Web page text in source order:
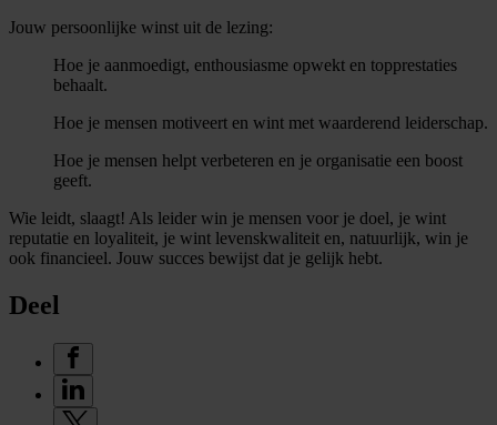
Jouw persoonlijke winst uit de lezing:
Hoe je aanmoedigt, enthousiasme opwekt en topprestaties
behaalt.
Hoe je mensen motiveert en wint met waarderend leiderschap.
Hoe je mensen helpt verbeteren en je organisatie een boost
geeft.
Wie leidt, slaagt! Als leider win je mensen voor je doel, je wint
reputatie en loyaliteit, je wint levenskwaliteit en, natuurlijk, win je
ook financieel. Jouw succes bewijst dat je gelijk hebt.
Deel